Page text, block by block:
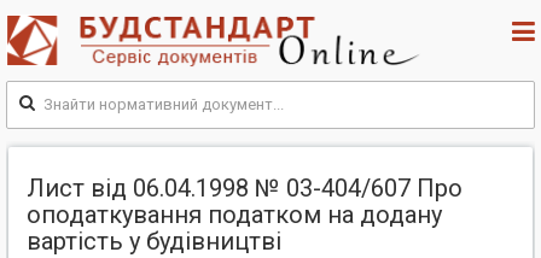
Лист від 06.04.1998 № 03-404/607 Про
оподаткування податком на додану
вартість у будівництві